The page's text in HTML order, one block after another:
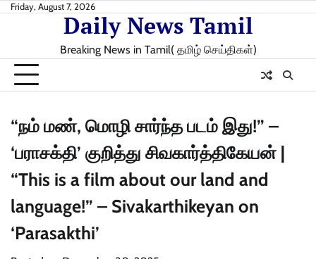
SkipFriday, August 7, 2026
Daily News Tamil
Breaking News in Tamil( தமிழ் செய்திகள்)
“நம் மண், மொழி சார்ந்த படம் இது!” –
‘பராசக்தி’ குறித்து சிவகார்த்திகேயன் |
“This is a film about our land and
language!” – Sivakarthikeyan on
‘Parasakthi’